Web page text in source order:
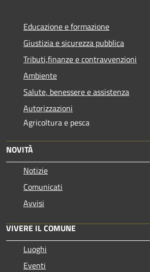
Educazione e formazione
Giustizia e sicurezza pubblica
Tributi,finanze e contravvenzioni
Ambiente
Salute, benessere e assistenza
Autorizzazioni
Agricoltura e pesca
NOVITÀ
Notizie
Comunicati
Avvisi
VIVERE IL COMUNE
Luoghi
Eventi